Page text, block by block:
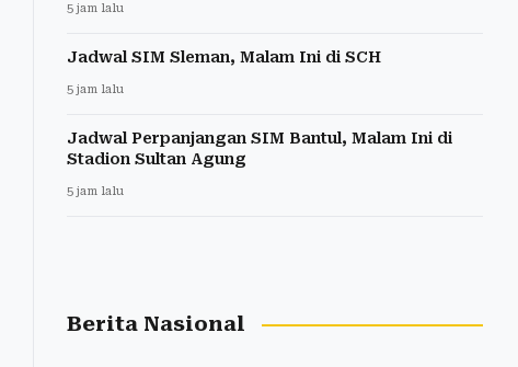
5 jam lalu
Jadwal SIM Sleman, Malam Ini di SCH
5 jam lalu
Jadwal Perpanjangan SIM Bantul, Malam Ini di
Stadion Sultan Agung
5 jam lalu
Berita Nasional